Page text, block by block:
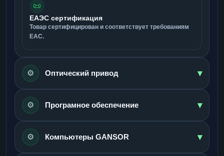
📜
ЕАЭС сертификация
Товар сертифицирован и соответствует требованиям
ЕАС.
⚙️ Оптический привод ▾
⚙️ Програмное обеспечение ▾
⚙️ Компьютеры GANSOR ▾